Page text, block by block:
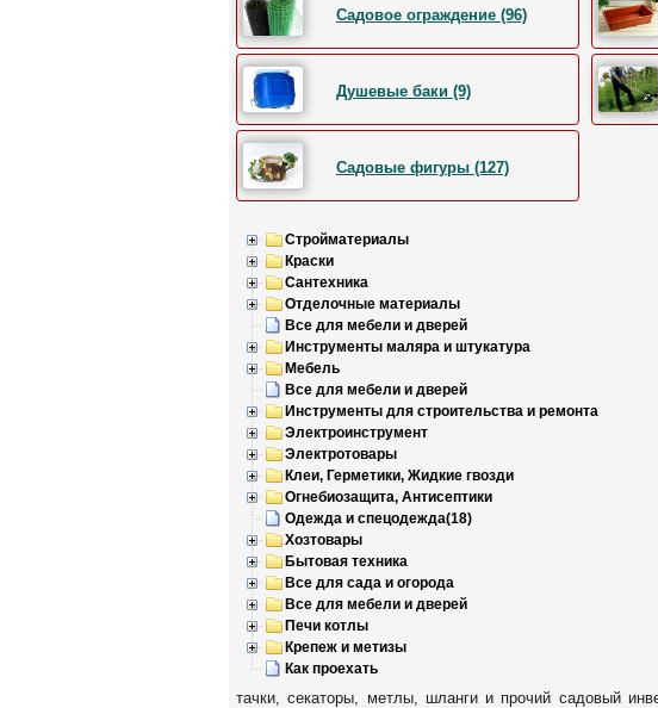
Садовое ограждение (96)
Душевые баки (9)
Садовые фигуры (127)
Стройматериалы
Краски
Сантехника
Отделочные материалы
Все для мебели и дверей
Инструменты маляра и штукатура
Мебель
Все для мебели и дверей
Инструменты для строительства и ремонта
Электроинструмент
Электротовары
Клеи, Герметики, Жидкие гвозди
Огнебиозащита, Антисептики
Одежда и спецодежда(18)
Хозтовары
Бытовая техника
Все для сада и огорода
Все для мебели и дверей
Печи котлы
Крепеж и метизы
Как проехать
тачки, секаторы, метлы, шланги и прочий садовый